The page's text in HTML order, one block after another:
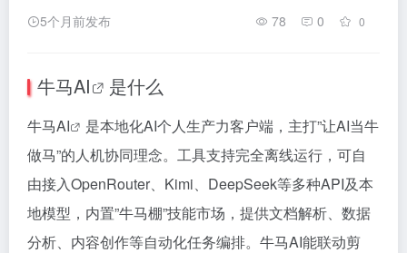
5个月前发布 78 0 0
牛马AI 是什么
牛马AI
是本地化AI个人生产力客户端，主打”让AI当牛
做马”的人机协同理念。工具支持完全离线运行，可自
由接入OpenRouter、Kimi、DeepSeek等多种API及本
地模型，内置”牛马棚”技能市场，提供文档解析、数据
分析、内容创作等自动化任务编排。牛马AI能联动剪